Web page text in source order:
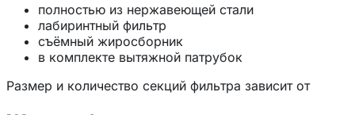
полностью из нержавеющей стали
лабиринтный фильтр
съёмный жиросборник
в комплекте вытяжной патрубок
Размер и количество секций фильтра зависит от